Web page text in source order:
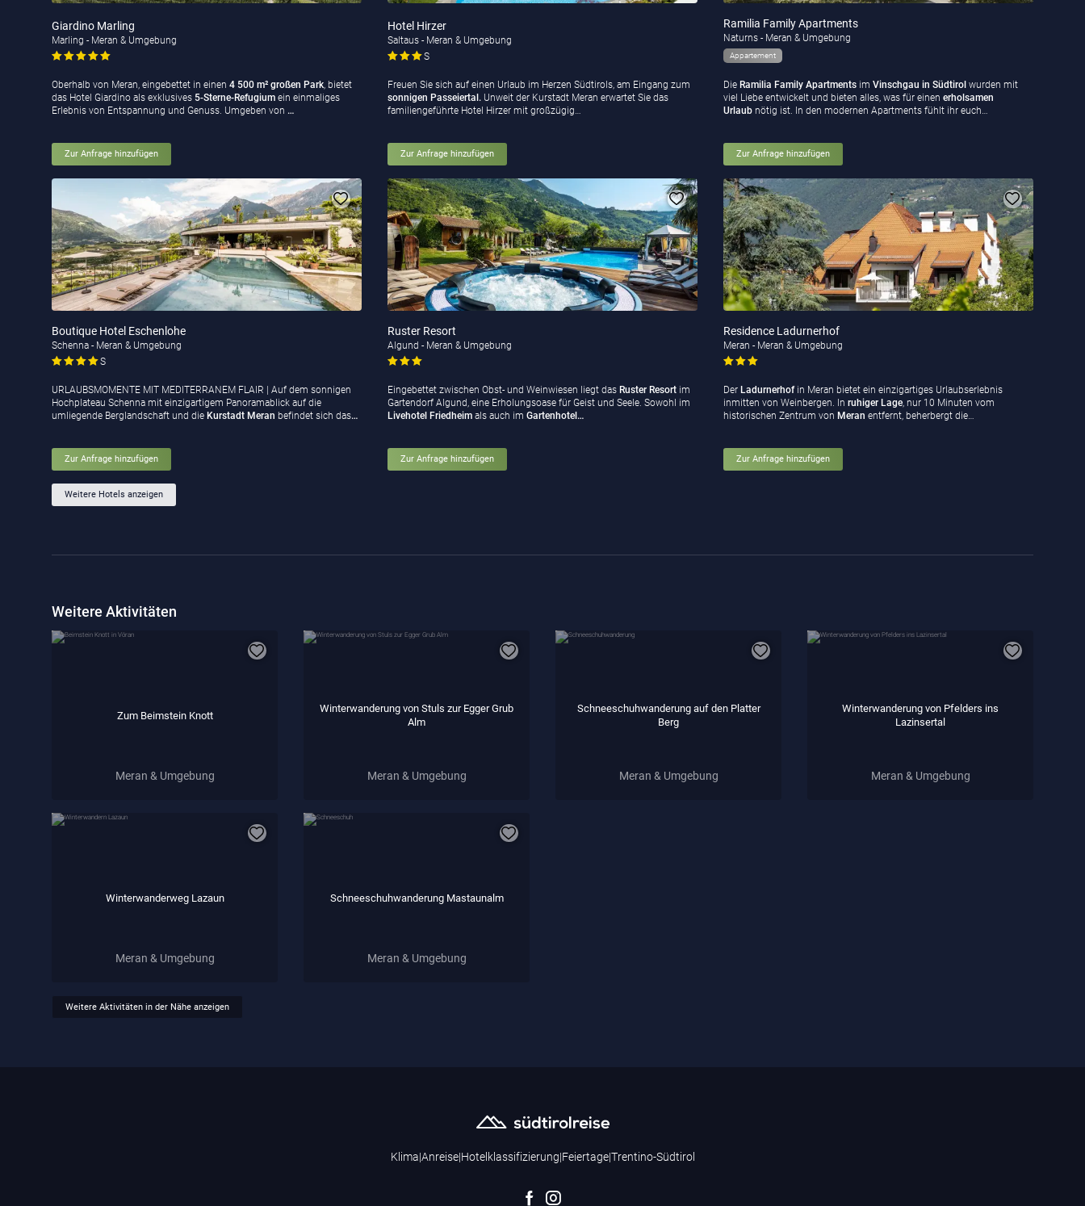
Giardino Marling
Marling - Meran & Umgebung
Oberhalb von Meran, eingebettet in einen 4 500 m² großen Park, bietet
das Hotel Giardino als exklusives 5-Sterne-Refugium ein einmaliges
Erlebnis von Entspannung und Genuss. Umgeben von …
Zur Anfrage hinzufügen
Hotel Hirzer
Saltaus - Meran & Umgebung
S
Freuen Sie sich auf einen Urlaub im Herzen Südtirols, am Eingang zum
sonnigen Passeiertal.Unweit der Kurstadt Meran erwartet Sie das
familiengeführte Hotel Hirzer mit großzügig…
Zur Anfrage hinzufügen
Ramilia Family Apartments
Naturns - Meran & Umgebung
Appartement
Die Ramilia Family Apartmentsim Vinschgau in Südtirol wurden mit
viel Liebe entwickelt und bieten alles, was für einen erholsamen
Urlaubnötig ist. In den modernen Apartments fühlt ihr euch…
Zur Anfrage hinzufügen
Boutique Hotel Eschenlohe
Schenna - Meran & Umgebung
S
URLAUBSMOMENTE MIT MEDITERRANEM FLAIR | Auf dem sonnigen
Hochplateau Schenna mit einzigartigem Panoramablick auf die
umliegende Berglandschaft und die Kurstadt Meran befindet sich das…
Zur Anfrage hinzufügen
Ruster Resort
Algund - Meran & Umgebung
Eingebettet zwischen Obst- und Weinwiesen liegt das Ruster Resortim
Gartendorf Algund, eine Erholungsoase für Geist und Seele. Sowohl im
Livehotel Friedheimals auch im Gartenhotel…
Zur Anfrage hinzufügen
Residence Ladurnerhof
Meran - Meran & Umgebung
Der Ladurnerhofin Meran bietet ein einzigartiges Urlaubserlebnis
inmitten von Weinbergen. In ruhiger Lage, nur 10 Minuten vom
historischen Zentrum von Meran entfernt, beherbergt die…
Zur Anfrage hinzufügen
Weitere Hotels anzeigen
Weitere Aktivitäten
Zum Beimstein Knott
Meran & Umgebung
Winterwanderung von Stuls zur Egger Grub
Alm
Meran & Umgebung
Schneeschuhwanderung auf den Platter
Berg
Meran & Umgebung
Winterwanderung von Pfelders ins
Lazinsertal
Meran & Umgebung
Winterwanderweg Lazaun
Meran & Umgebung
Schneeschuhwanderung Mastaunalm
Meran & Umgebung
Weitere Aktivitäten in der Nähe anzeigen
Klima|Anreise|Hotelklassifizierung|Feiertage|Trentino-Südtirol